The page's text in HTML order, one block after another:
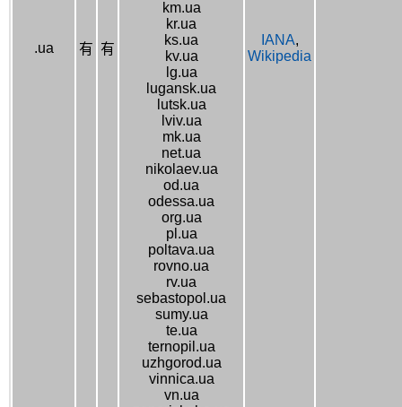
.ua 有 有
km.ua
kr.ua
ks.ua
kv.ua
lg.ua
lugansk.ua
lutsk.ua
lviv.ua
mk.ua
net.ua
nikolaev.ua
od.ua
odessa.ua
org.ua
pl.ua
poltava.ua
rovno.ua
rv.ua
sebastopol.ua
sumy.ua
te.ua
ternopil.ua
uzhgorod.ua
vinnica.ua
vn.ua
IANA,
Wikipedia